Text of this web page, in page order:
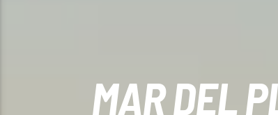
MAR DEL